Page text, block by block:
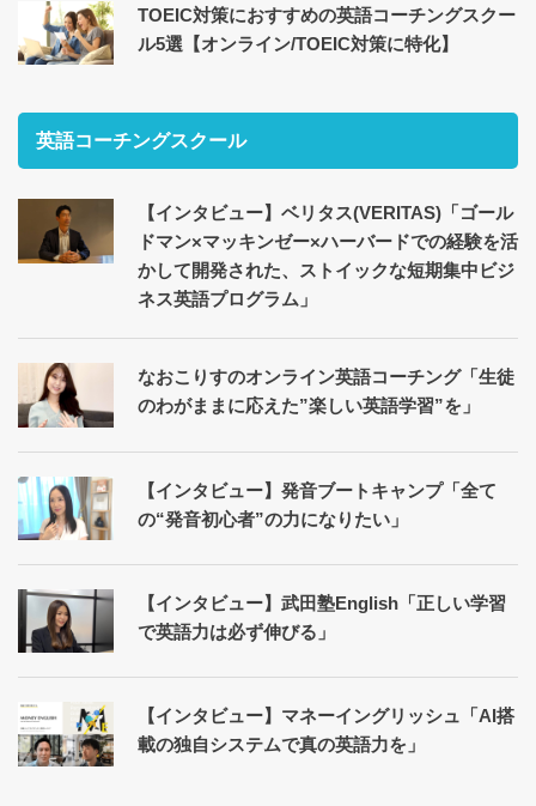
TOEIC対策におすすめの英語コーチングスクー
ル5選【オンライン/TOEIC対策に特化】
英語コーチングスクール
【インタビュー】ベリタス(VERITAS)「ゴール
ドマン×マッキンゼー×ハーバードでの経験を活
かして開発された、ストイックな短期集中ビジ
ネス英語プログラム」
なおこりすのオンライン英語コーチング「生徒
のわがままに応えた”楽しい英語学習”を」
【インタビュー】発音ブートキャンプ「全て
の“発音初心者”の力になりたい」
【インタビュー】武田塾English「正しい学習
で英語力は必ず伸びる」
【インタビュー】マネーイングリッシュ「AI搭
載の独自システムで真の英語力を」